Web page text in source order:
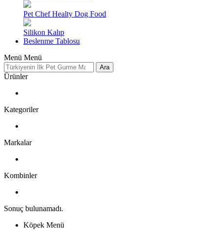
Pet Chef Healty Dog Food
Silikon Kalıp
Beslenme Tablosu
Menü Menü
Ara
Ürünler
Kategoriler
Markalar
Kombinler
Sonuç bulunamadı.
Köpek Menü